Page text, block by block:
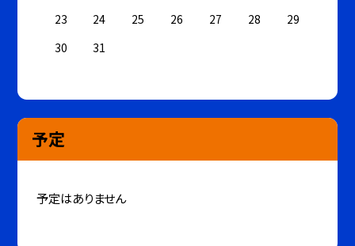
23
24 25 26 27 28
29
30
31
予定
予定はありません